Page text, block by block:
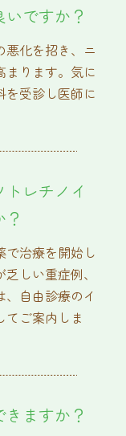
ですか？
悪化を招き、ニ
まります。気に
を受診し医師に
レチノイ
で治療を開始し
しい重症例、
、自由診療のイ
てご案内しま
ますか？